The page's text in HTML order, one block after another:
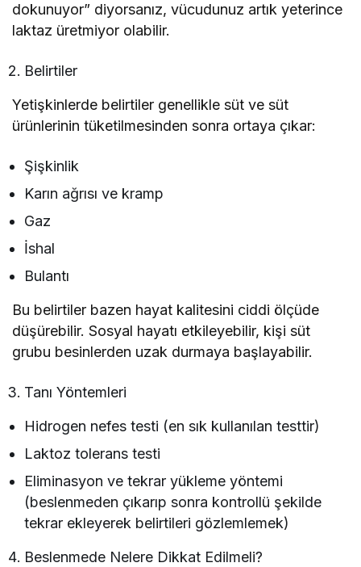
dokunuyor” diyorsanız, vücudunuz artık yeterince
laktaz üretmiyor olabilir.
Belirtiler
Yetişkinlerde belirtiler genellikle süt ve süt
ürünlerinin tüketilmesinden sonra ortaya çıkar:
Şişkinlik
Karın ağrısı ve kramp
Gaz
İshal
Bulantı
Bu belirtiler bazen hayat kalitesini ciddi ölçüde
düşürebilir. Sosyal hayatı etkileyebilir, kişi süt
grubu besinlerden uzak durmaya başlayabilir.
Tanı Yöntemleri
Hidrogen nefes testi (en sık kullanılan testtir)
Laktoz tolerans testi
Eliminasyon ve tekrar yükleme yöntemi
(beslenmeden çıkarıp sonra kontrollü şekilde
tekrar ekleyerek belirtileri gözlemlemek)
Beslenmede Nelere Dikkat Edilmeli?